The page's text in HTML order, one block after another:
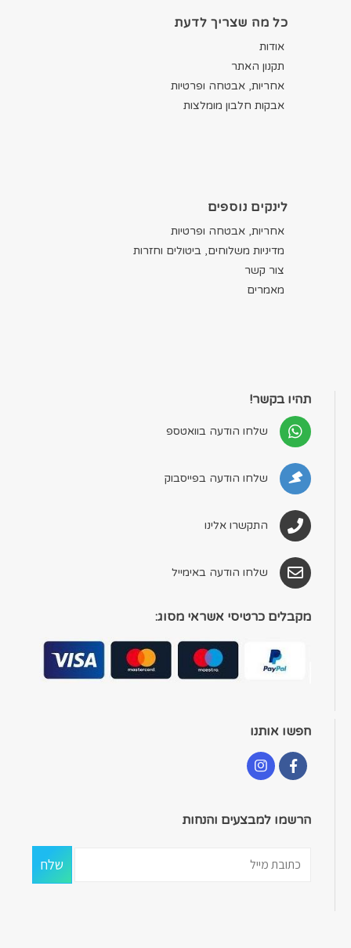
כל מה שצריך לדעת
אודות
תקנון האתר
אחריות, אבטחה ופרטיות
אבקות חלבון מומלצות
לינקים נוספים
אחריות, אבטחה ופרטיות
מדיניות משלוחים, ביטולים וחזרות
צור קשר
מאמרים
תהיו בקשר!
שלחו הודעה בוואטספ
שלחו הודעה בפייסבוק
התקשרו אלינו
שלחו הודעה באימייל
מקבלים כרטיסי אשראי מסוג:
חפשו אותנו
הרשמו למבצעים והנחות